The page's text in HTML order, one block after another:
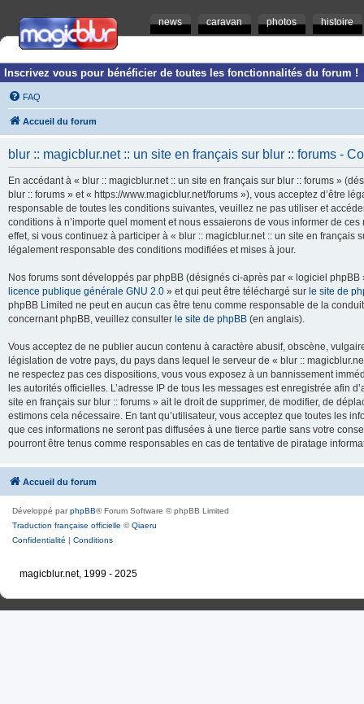
news caravan photos histoire
Inscrivez vous pour bénéficier de toutes les fonctionnalités du forum !
FAQ
Accueil du forum
blur :: magicblur.net :: un site en français sur blur :: forums -
En accédant à « blur :: magicblur.net :: un site en français sur blur :: forums »
blur :: forums » et « https://www.magicblur.net/forums »), vous acceptez d’être
responsable de toutes les conditions suivantes, veuillez ne pas utiliser et
conditions à n’importe quel moment et nous essaierons de vous informer de
effet, si vous continuez à participer à « blur :: magicblur.net :: un site en
légalement responsable des conditions modifiées et mises à jour.
Nos forums sont développés par phpBB (désignés ci-après par « logiciel
licence publique générale GNU 2.0 » et qui peut être téléchargé sur le site de
phpBB Limited ne peut en aucun cas être tenu comme responsable de la
concernant phpBB, veuillez consulter le site de phpBB (en anglais).
Vous acceptez de ne publier aucun contenu à caractère abusif, obscène,
législation de votre pays, du pays dans lequel le serveur de « blur ::
ne respectez pas ces dispositions, vous vous exposez à un bannissement
les autorités officielles. L’adresse IP de tous les messages est enregistrée afin
site en français sur blur :: forums » ait le droit de supprimer, de modifier, de
estimons cela nécessaire. En tant qu’utilisateur, vous acceptez que toutes les
que ces informations ne seront pas diffusées à une tierce partie sans votre
pourront être tenus comme responsables en cas de tentative de piratage
Accueil du forum
Développé parphpBB® Forum Software © phpBB Limited
Traduction française officielle ©Qiaeru
Confidentialité | Conditions
magicblur.net, 1999 - 2025